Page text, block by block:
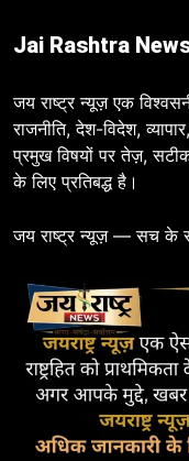
Jai Rashtra News
जय राष्ट्र न्यूज़ एक
राजनीति, देश-विदेश,
प्रमुख विषयों पर तेज़,
के लिए प्रतिबद्ध है।
जय राष्ट्र न्यूज़ — सच के